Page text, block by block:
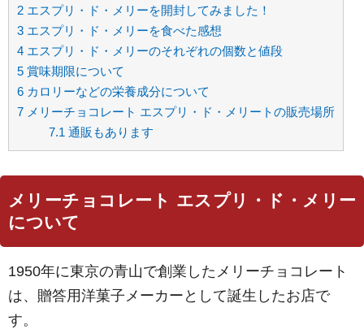
2 エスプリ・ド・メリーを開封してみました！
3 エスプリ・ド・メリーを食べた感想
4 エスプリ・ド・メリーのそれぞれの個数と値段
5 賞味期限について
6 カロリーなどの栄養成分について
7 メリーチョコレート エスプリ・ド・メリートの販売場所
7.1 通販もあります
メリーチョコレート エスプリ・ド・メリー
について
1950年に東京の青山で創業したメリーチョコレート
は、贈答用洋菓子メーカーとして誕生したお店で
す。